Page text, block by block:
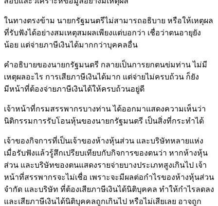
ในทางตรงข้าม นายกรัฐมนตรีไม่สามารถอธิบาย หรือให้เหตุผล
ที่รับฟังได้อย่างสมเหตุสมผลเพียงแต่บอกว่า เชื่อว่าตนอายุยัง
น้อย แต่จ่ายภาษีเงินได้มากกว่าบุคคลอื่น
คำอธิบายของนายกรัฐมนตรี กลายเป็นการยกตนข่มท่าน ไม่มี
เหตุผลอะไร การเสียภาษีเงินได้มาก แต่จ่ายไม่ครบถ้วน ก็ยัง
มีหน้าที่ต้องจ่ายภาษีเงินได้ให้ครบถ้วนอยู่ดี
เจ้าหน้าที่กรมสรรพากรบางท่าน ได้ออกมาแสดงความเห็นว่า
นิติกรรมการรับโอนหุ้นของนายกรัฐมนตรี เป็นสิ่งที่กระทำได้
เจ้าของกิจการที่เป็นเจ้าของห้างหุ้นส่วน และบริษัทหลายแห่ง
เมื่อรับฟังแล้วรู้สึกเปรียบเทียบกับกิจการของตนว่า หากห้างหุ้น
ส่วน และบริษัทของตนแสดงรายจ่ายบางประเภทสูงเกินไป เจ้า
หน้าที่สรรพากรจะไม่เชื่อ เพราะจะมีผลต่อกำไรของห้างหุ้นส่วน
จำกัด และบริษัท ที่ต้องเสียภาษีเงินได้นิติบุคคล ทำให้กำไรลดลง
และเสียภาษีเงินได้นิติบุคคลถูกเกินไป หรือไม่เสียเลย อาจถูก